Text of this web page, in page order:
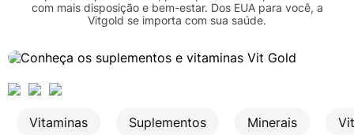
com mais disposição e bem-estar. Dos EUA para você, a
Vitgold se importa com sua saúde.
Vitaminas Suplementos Minerais
5º
protetor solar
6º
sabonete liquido